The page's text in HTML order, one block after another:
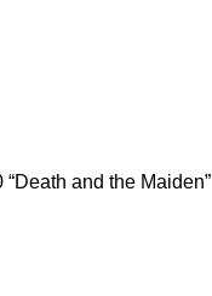
and the Maiden”